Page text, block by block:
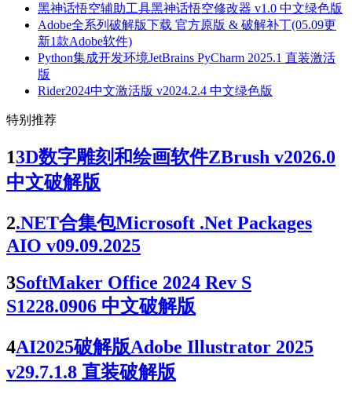
黑神话悟空辅助工具黑神话悟空修改器 v1.0 中文绿色版
Adobe全系列破解版下载 官方原版 & 破解补丁(05.09更
新1款Adobe软件)
Python集成开发环境JetBrains PyCharm 2025.1 直装激活
版
Rider2024中文激活版 v2024.2.4 中文绿色版
特别推荐
13D数字雕刻和绘画软件ZBrush v2026.0
中文破解版
2.NET合集包Microsoft .Net Packages
AIO v09.09.2025
3SoftMaker Office 2024 Rev S
S1228.0906 中文破解版
4AI2025破解版Adobe Illustrator 2025
v29.7.1.8 直装破解版